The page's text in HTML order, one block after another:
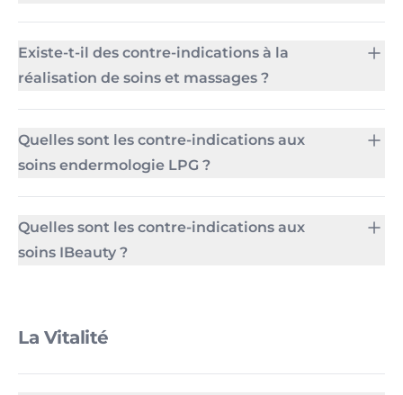
Existe-t-il des contre-indications à la
réalisation de soins et massages ?
Quelles sont les contre-indications aux
soins endermologie LPG ?
Quelles sont les contre-indications aux
soins IBeauty ?
La Vitalité